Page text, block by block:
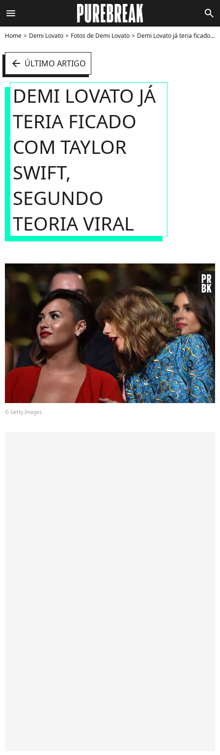
menu search
Home Demi Lovato Fotos de Demi Lovato Demi Lovato já teria ficado com Taylor Swift, segundo teoria viral - Foto
arrow_left ÚLTIMO ARTIGO
DEMI LOVATO JÁ
TERIA FICADO
COM TAYLOR
SWIFT,
SEGUNDO
TEORIA VIRAL
© Getty Images